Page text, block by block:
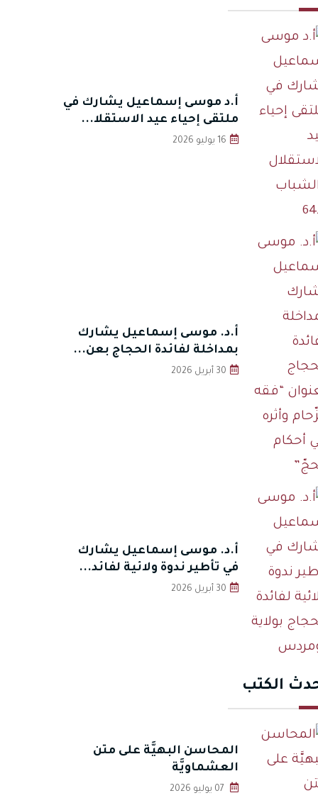
أ.د موسى إسماعيل يشارك في
ملتقى إحياء عيد الاستقلا...
16 يوليو 2026
أ.د. موسى إسماعيل يشارك
بمداخلة لفائدة الحجاج بعن...
30 أبريل 2026
أ.د. موسى إسماعيل يشارك
في تأطير ندوة ولائية لفائد...
30 أبريل 2026
الكتب
المحاسن البهيَّة على متن
العشماويَّة